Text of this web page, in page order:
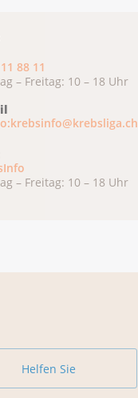
11 88 11
– Freitag: 10 – 18 Uhr
– Freitag: 10 – 18 Uhr
Helfen Sie